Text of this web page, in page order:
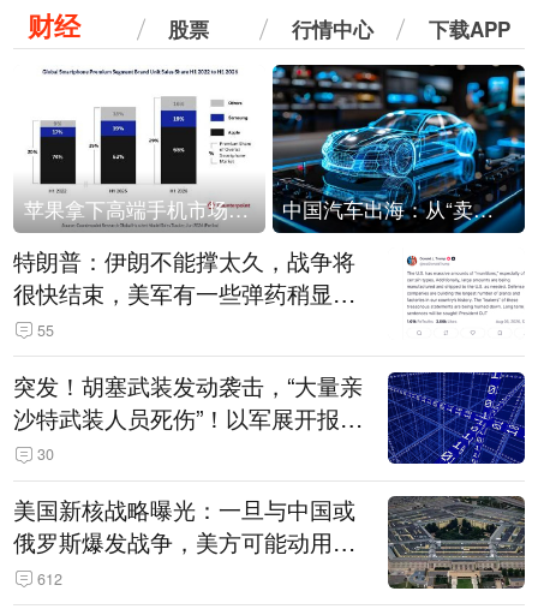
财经 股票 行情中心 下载APP
苹果拿下高端手机市场65%的份额：iPhone 17系列功不可没 中国汽车出海：从“卖出去”到“走进去”
特朗普：伊朗不能撑太久，战争将
很快结束，美军有一些弹药稍显紧
张！伊朗公布拟议的海峡管理文本
55
突发！胡塞武装发动袭击，“大量亲
沙特武装人员死伤”！以军展开报复
性空袭
30
美国新核战略曝光：一旦与中国或
俄罗斯爆发战争，美方可能动用战
术核武器
612